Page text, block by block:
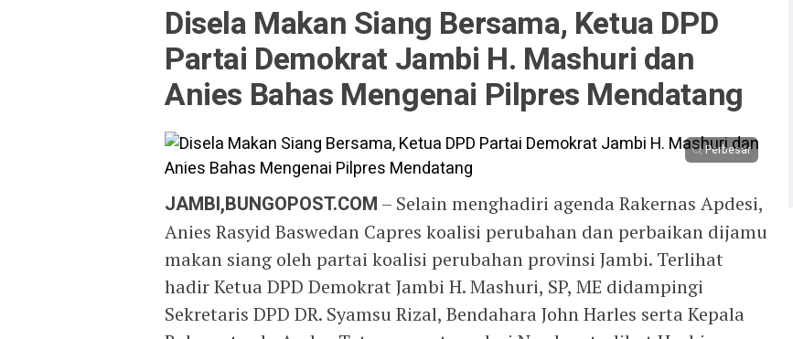
Disela Makan Siang Bersama, Ketua DPD
Partai Demokrat Jambi H. Mashuri dan
Anies Bahas Mengenai Pilpres Mendatang
Perbesar
JAMBI,BUNGOPOST.COM – Selain menghadiri agenda Rakernas Apdesi,
Anies Rasyid Baswedan Capres koalisi perubahan dan perbaikan dijamu
makan siang oleh partai koalisi perubahan provinsi Jambi. Terlihat
hadir Ketua DPD Demokrat Jambi H. Mashuri, SP, ME didampingi
Sekretaris DPD DR. Syamsu Rizal, Bendahara John Harles serta Kepala